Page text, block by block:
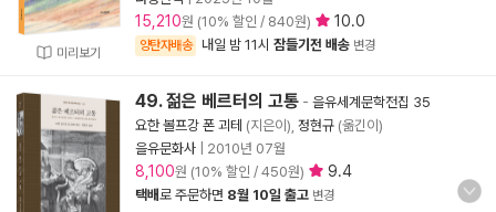
미리보기
15,210원 (10% 할인 / 840원) 10.0
양탄자배송 내일 밤 11시 잠들기전 배송 변경
49. 젊은 베르터의 고통 - 을유세계문학전집 35
요한 볼프강 폰 괴테 (지은이), 정현규 (옮긴이)
을유문화사
2010년 07월
8,100원 (10% 할인 / 450원) 9.4
택배로 주문하면 8월 10일 출고 변경